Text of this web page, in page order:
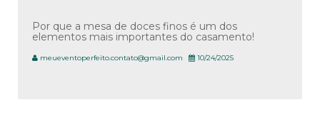
Por que a mesa de doces finos é um dos
elementos mais importantes do casamento!
meueventoperfeito.contato@gmail.com 10/24/2025